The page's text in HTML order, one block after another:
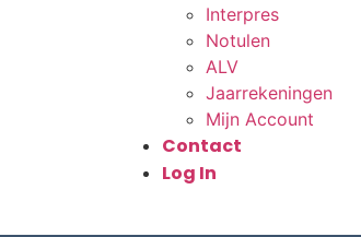
Interpres
Notulen
ALV
Jaarrekeningen
Mijn Account
Contact
Log In